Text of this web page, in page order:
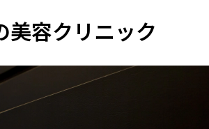
美容クリニック